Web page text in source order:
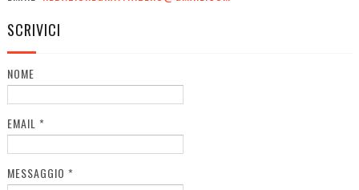
SCRIVICI
NOME
EMAIL *
MESSAGGIO *